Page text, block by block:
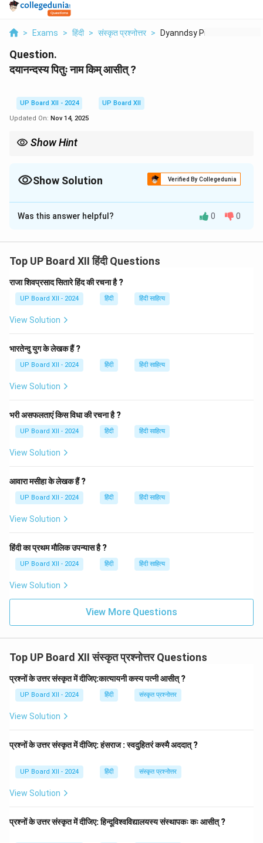
> Exams > हिंदी > संस्कृत प्रश्नोत्तर > Dyanndsy Pituh Nam K...
Question.
दयानन्दस्य पितुः नाम किम् आसीत् ?
UP Board XII - 2024
UP Board XII
Updated On: Nov 14, 2025
Show Hint
Show Solution Verified By Collegedunia
Solution and Explanation
दयानन्दस्य पितुः नाम करशनजी आसीत्। सः एकः धर्मनिष्ठः एवं विद्वान्
Download Solution in PDF
Was this answer helpful? 0 0
Top UP Board XII हिंदी Questions
राजा शिवप्रसाद सितारे हिंद की रचना है ?
UP Board XII - 2024 हिंदी हिंदी साहित्य
View Solution
भारतेन्दु युग के लेखक हैं ?
UP Board XII - 2024 हिंदी हिंदी साहित्य
View Solution
भरी असफलताएं किस विधा की रचना है ?
UP Board XII - 2024 हिंदी हिंदी साहित्य
View Solution
आवारा मसीहा के लेखक हैं ?
UP Board XII - 2024 हिंदी हिंदी साहित्य
View Solution
हिंदी का प्रथम मौलिक उपन्यास है ?
UP Board XII - 2024 हिंदी हिंदी साहित्य
View Solution
View More Questions
Top UP Board XII संस्कृत प्रश्नोत्तर Questions
प्रश्नों के उत्तर संस्कृत में दीजिए:कात्यायनी कस्य पत्नी आसीत् ?
UP Board XII - 2024 हिंदी संस्कृत प्रश्नोत्तर
View Solution
प्रश्नों के उत्तर संस्कृत में दीजिए: हंसराज : स्वदुहितरं कस्मै अददात् ?
UP Board XII - 2024 हिंदी संस्कृत प्रश्नोत्तर
View Solution
प्रश्नों के उत्तर संस्कृत में दीजिए: हिन्दूविश्वविद्यालयस्य संस्थापकः कः आसीत् ?